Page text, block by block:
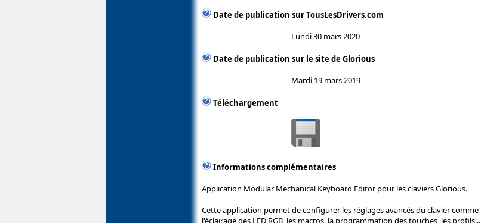
Date de publication sur TousLesDrivers.com
Lundi 30 mars 2020
Date de publication sur le site de Glorious
Mardi 19 mars 2019
Téléchargement
Informations complémentaires
Application Modular Mechanical Keyboard Editor pour les claviers Glorious.
Cette application permet de configurer les réglages avancés du clavier comme
l'éclairage des LED RGB, les macros, la programmation des touches, les profils...